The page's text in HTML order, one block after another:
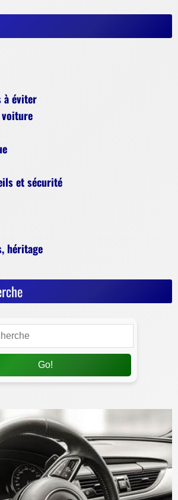
à éviter
voiture
et sécurité
héritage
Go!